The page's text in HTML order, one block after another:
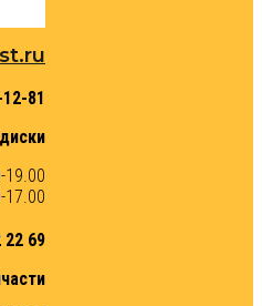
81
19.00
17.00
22 69